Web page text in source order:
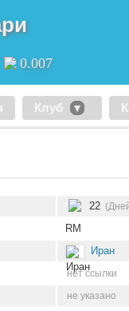
0.007
Клуб
22
RM
Иран
нет ссылки
не указано